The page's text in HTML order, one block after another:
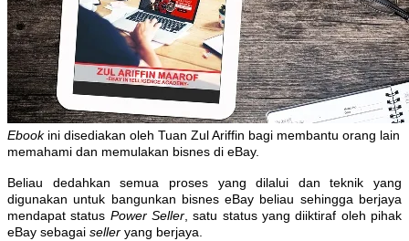
Ebookini disediakan oleh Tuan Zul Ariffin bagi membantu orang lain
memahami dan memulakan bisnes di eBay.
Beliau dedahkan semua proses yang dilalui dan teknik yang
digunakan untuk bangunkan bisnes eBay beliau sehingga berjaya
mendapat status Power Seller , satu status yang diiktiraf oleh pihak
eBay sebagai seller yang berjaya.